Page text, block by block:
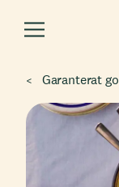
Garanterat